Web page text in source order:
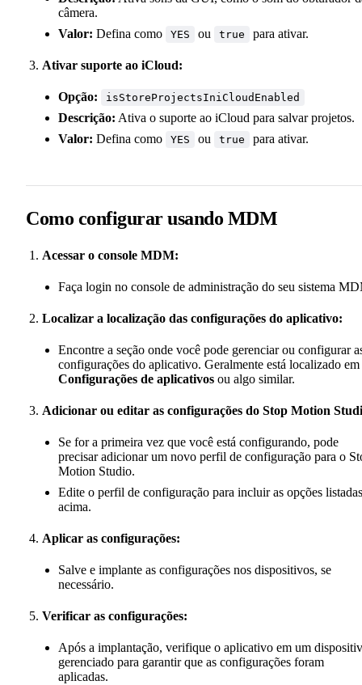
câmera.
Valor: Defina como YES ou true para ativar.
Ativar suporte ao iCloud:
Opção: isStoreProjectsIniCloudEnabled
Descrição: Ativa o suporte ao iCloud para salvar projetos.
Valor: Defina como YES ou true para ativar.
Como configurar usando MDM
Acessar o console MDM:
Faça login no console de administração do seu sistema
Localizar a localização das configurações do aplicativo:
Encontre a seção onde você pode gerenciar ou configurar
configurações do aplicativo. Geralmente está localizado em
Configurações de aplicativos ou algo similar.
Adicionar ou editar as configurações do Stop Motion
Se for a primeira vez que você está configurando, pode
precisar adicionar um novo perfil de configuração para o
Motion Studio.
Edite o perfil de configuração para incluir as opções listadas
acima.
Aplicar as configurações:
Salve e implante as configurações nos dispositivos, se
necessário.
Verificar as configurações:
Após a implantação, verifique o aplicativo em um
gerenciado para garantir que as configurações foram
aplicadas.